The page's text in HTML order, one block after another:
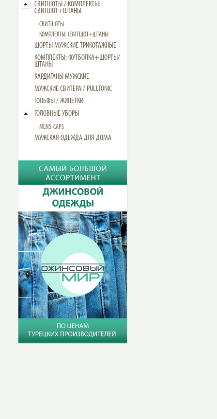
СВИТШОТЫ / КОМПЛЕКТЫ:
СВИТШОТ+ШТАНЫ
СВИТШОТЫ
КОМПЛЕКТЫ: СВИТШОТ+ШТАНЫ
ШОРТЫ МУЖСКИЕ ТРИКОТАЖНЫЕ
КОМПЛЕКТЫ: ФУТБОЛКА+ШОРТЫ/
ШТАНЫ
КАРДИГАНЫ МУЖСКИЕ
МУЖСКИЕ СВИТЕРА / PULLTONIC
ГОЛЬФЫ / ЖИЛЕТКИ
ГОЛОВНЫЕ УБОРЫ
MENS-CAPS
МУЖСКАЯ ОДЕЖДА ДЛЯ ДОМА